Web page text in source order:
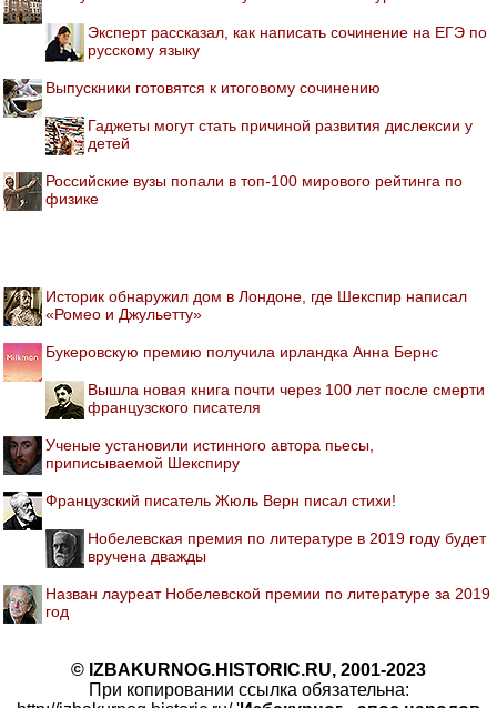
Эксперт рассказал, как написать сочинение на ЕГЭ по
русскому языку
Выпускники готовятся к итоговому сочинению
Гаджеты могут стать причиной развития дислексии у
детей
Российские вузы попали в топ-100 мирового рейтинга по
физике
Историк обнаружил дом в Лондоне, где Шекспир написал
«Ромео и Джульетту»
Букеровскую премию получила ирландка Анна Бернс
Вышла новая книга почти через 100 лет после смерти
французского писателя
Ученые установили истинного автора пьесы,
приписываемой Шекспиру
Французский писатель Жюль Верн писал стихи!
Нобелевская премия по литературе в 2019 году будет
вручена дважды
Назван лауреат Нобелевской премии по литературе за 2019
год
© IZBAKURNOG.HISTORIC.RU, 2001-2023
При копировании ссылка обязательна: